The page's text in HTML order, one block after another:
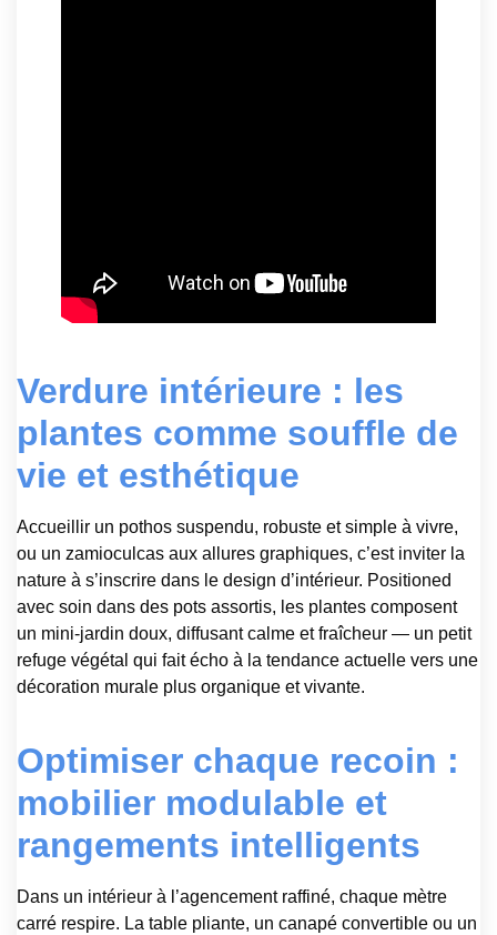
Verdure intérieure : les
plantes comme souffle de
vie et esthétique
Accueillir un pothos suspendu, robuste et simple à vivre,
ou un zamioculcas aux allures graphiques, c’est inviter la
nature à s’inscrire dans le design d’intérieur. Positioned
avec soin dans des pots assortis, les plantes composent
un mini-jardin doux, diffusant calme et fraîcheur — un petit
refuge végétal qui fait écho à la tendance actuelle vers une
décoration murale plus organique et vivante.
Optimiser chaque recoin :
mobilier modulable et
rangements intelligents
Dans un intérieur à l’agencement raffiné, chaque mètre
carré respire. La table pliante, un canapé convertible ou un